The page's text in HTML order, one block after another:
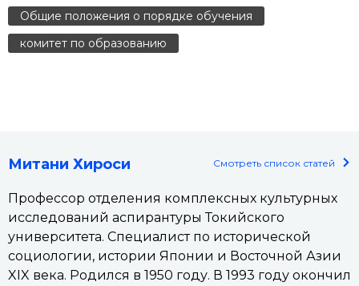
Общие положения о порядке обучения
комитет по образованию
Митани Хироси Смотреть список статей
Профессор отделения комплексных культурных
исследований аспирантуры Токийского
университета. Специалист по исторической
социологии, истории Японии и Восточной Азии
XIX века. Родился в 1950 году. В 1993 году окончил